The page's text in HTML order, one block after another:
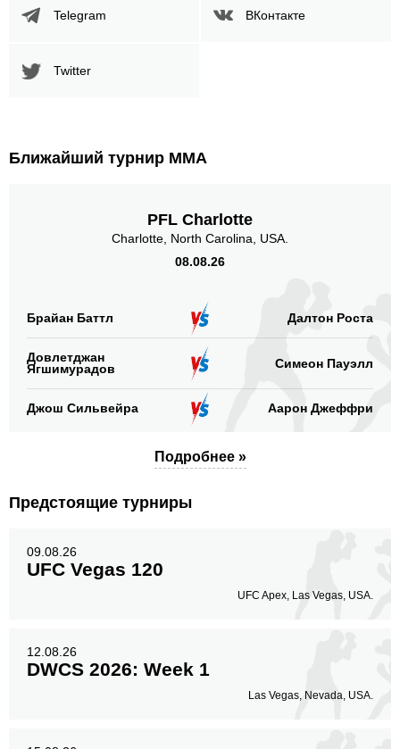
Telegram ВКонтакте
Twitter
Ближайший турнир ММА
PFL Charlotte
Charlotte, North Carolina, USA.
08.08.26
Брайан Баттл Далтон Роста
Довлетджан
Ягшимурадов
Симеон Пауэлл
Джош Сильвейра Аарон Джеффри
Подробнее »
Предстоящие турниры
09.08.26
UFC Vegas 120
UFC Apex, Las Vegas, USA.
12.08.26
DWCS 2026: Week 1
Las Vegas, Nevada, USA.